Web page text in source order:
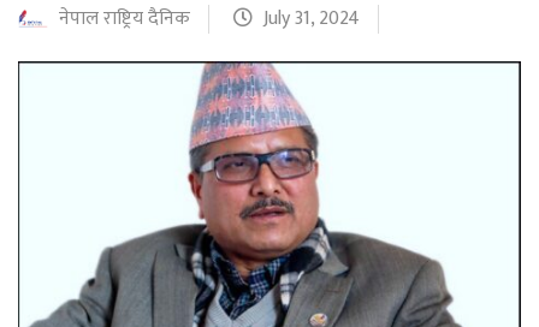
नेपाल राष्ट्रिय दैनिक July 31, 2024